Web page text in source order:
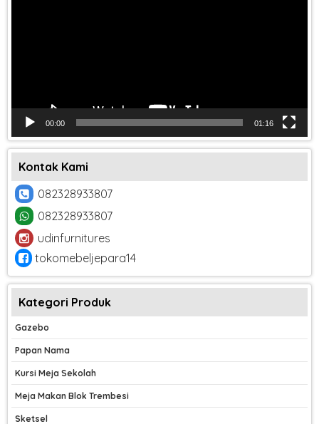
00:00 01:16
Kontak Kami
082328933807
082328933807
udinfurnitures
tokomebeljepara14
Kategori Produk
Gazebo
Papan Nama
Kursi Meja Sekolah
Meja Makan Blok Trembesi
Sketsel